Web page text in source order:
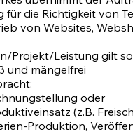
für die Richtigkeit von
von Websites,
Projekt/Leistung gilt
und mängelfrei
oder
(z.B.
Produktion,